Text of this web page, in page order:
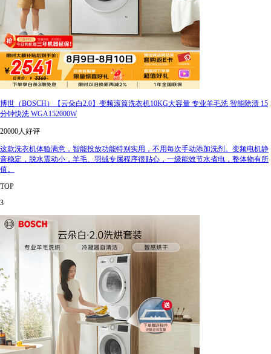
博世（BOSCH）【云朵白2.0】变频滚筒洗衣机10KG大容量 专业羊毛洗 智能除渍 15
分钟快洗 WGA152000W
20000人好评
这款洗衣机体验满意，智能投放功能特别实用，不用每次手动添加洗剂。变频电机静
音稳定，脱水震动小，羊毛、羽绒专属程序很贴心，一级能效节水省电，整体物有所
值。
TOP
3